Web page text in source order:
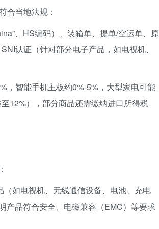
合当地法规：
、HS编码）、装箱单、提单/空运单、原
认证（针对部分电子产品，如电视机、
，智能手机主板约0%-5%，大型家电可能
12%），部分商品还需缴纳进口所得税
（如电视机、无线通信设备、电池、充电
产品符合安全、电磁兼容（EMC）等要求